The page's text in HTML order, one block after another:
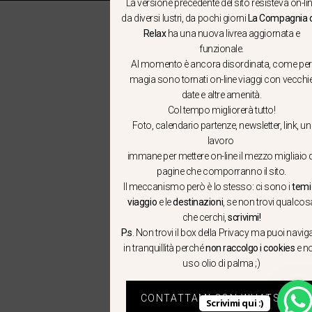
Scrivimi qui :)
La versione precedente del sito resisteva on-
da diversi lustri, da pochi giorni La Compagnia
Relaxha una nuova livrea aggiornata e
funzionale.
Al momento è ancora disordinata, come per
magia sono tornati on-line viaggi con
date e altre amenità.
Col tempo migliorerà tutto!
Foto, calendario partenze, newsletter, link, un
lavoro
immane per mettere on-line il mezzo migliaio
pagine che comporranno il sito.
Il meccanismo però è lo stesso: ci sono itemi
viaggio e ledestinazioni , se non trovi
che cerchi,scrivimi!
P.s . Non trovi il box della Privacy ma puoi
in tranquillità perchénon raccolgo i cookies e
uso olio di palma ;)
CONTATTAMI CON WHATSAPP